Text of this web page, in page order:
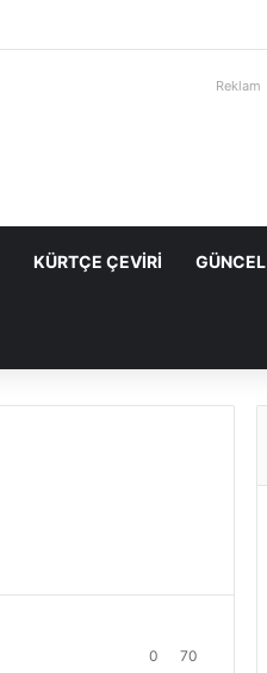
Reklam
KÜRTÇE ÇEVIRI GÜNCEL
0 70